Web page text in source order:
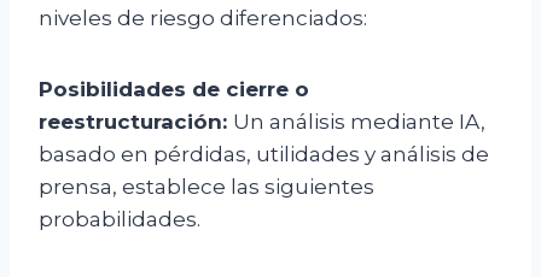
niveles de riesgo diferenciados:
Posibilidades de cierre o
reestructuración: Un análisis mediante IA,
basado en pérdidas, utilidades y análisis de
prensa, establece las siguientes
probabilidades.